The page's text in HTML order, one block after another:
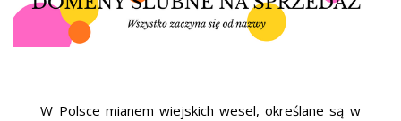
WASZE ŚLUBY
BRI GROUP
W Polsce mianem wiejskich wesel, określane są w